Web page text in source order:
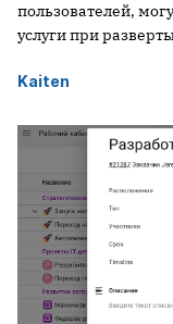
пользователей,
услуги при
Kaiten